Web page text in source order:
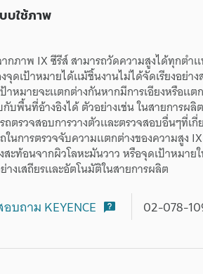
บใช้ภาพ
กภาพ IXซีรีส์สามารถวัดความสูงได้ทุกตำเ
จุดเป้าหมายได้เเม้ชิ้นงานไม่ได้จัดเรียงอย่าง
าหมายจะเเตกต่างกันหากมีการเอียงหรือเเ
กับพื้นที่อ้างอิงได้ตัวอย่างเช่นในสายการผลิต
ถตรวจสอบการวางตัวเเละตรวจสอบอื่นๆที่เ
ในการตรวจจับความเเตกต่างของความสูง IX
สะท้อนจากผิวโลหะมันวาวหรือจุดเป้าหมาย
างเสถียรเเละอัตโนมัติในสายการผลิต
บถาม KEYENCE 02-078-